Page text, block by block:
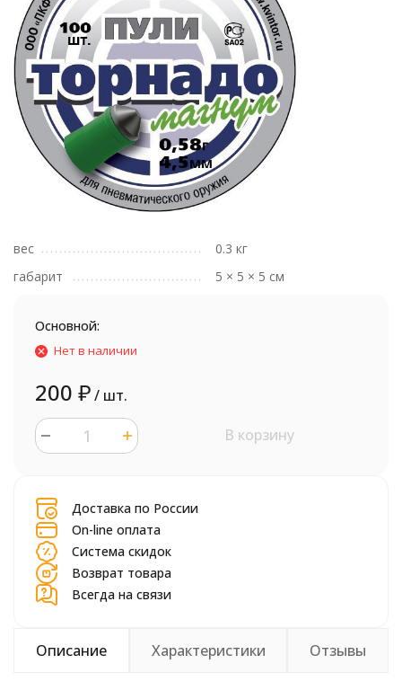
вес
0.3 кг
габарит
5 × 5 × 5 см
Основной:
Нет в наличии
200 ₽/ шт.
В корзину
Доставка по России
On-line оплата
Система скидок
Возврат товара
Всегда на связи
Описание Характеристики Отзывы